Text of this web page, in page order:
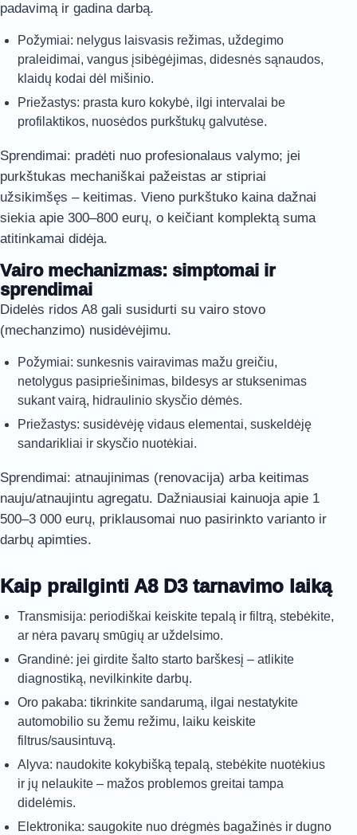
padavimą ir gadina darbą.
Požymiai: nelygus laisvasis režimas, uždegimo
praleidimai, vangus įsibėgėjimas, didesnės sąnaudos,
klaidų kodai dėl mišinio.
Priežastys: prasta kuro kokybė, ilgi intervalai be
profilaktikos, nuosėdos purkštukų galvutėse.
Sprendimai: pradėti nuo profesionalaus valymo; jei
purkštukas mechaniškai pažeistas ar stipriai
užsikimšęs – keitimas. Vieno purkštuko kaina dažnai
siekia apie 300–800 eurų, o keičiant komplektą suma
atitinkamai didėja.
Vairo mechanizmas: simptomai ir
sprendimai
Didelės ridos A8 gali susidurti su vairo stovo
(mechanzimo) nusidėvėjimu.
Požymiai: sunkesnis vairavimas mažu greičiu,
netolygus pasipriešinimas, bildesys ar stuksenimas
sukant vairą, hidraulinio skysčio dėmės.
Priežastys: susidėvėję vidaus elementai, suskeldėję
sandarikliai ir skysčio nuotėkiai.
Sprendimai: atnaujinimas (renovacija) arba keitimas
nauju/atnaujintu agregatu. Dažniausiai kainuoja apie 1
500–3 000 eurų, priklausomai nuo pasirinkto varianto ir
darbų apimties.
Kaip prailginti A8 D3 tarnavimo laiką
Transmisija: periodiškai keiskite tepalą ir filtrą, stebėkite,
ar nėra pavarų smūgių ar uždelsimo.
Grandinė: jei girdite šalto starto barškesį – atlikite
diagnostiką, nevilkinkite darbų.
Oro pakaba: tikrinkite sandarumą, ilgai nestatykite
automobilio su žemu režimu, laiku keiskite
filtrus/sausintuvą.
Alyva: naudokite kokybišką tepalą, stebėkite nuotėkius
ir jų nelaukite – mažos problemos greitai tampa
didelėmis.
Elektronika: saugokite nuo drėgmės bagažinės ir dugno